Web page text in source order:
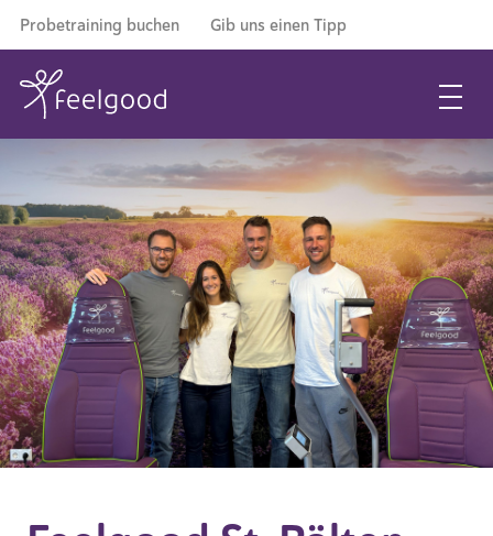
Probetraining buchen Gib uns einen Tipp